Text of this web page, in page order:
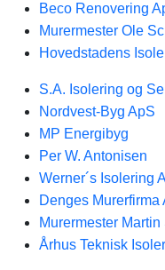
Beco Renovering
Murermester Ole
Hovedstadens
S.A. Isolering og
Nordvest-Byg ApS
MP Energibyg
Per W. Antonisen
Werner´s Isolering
Denges Murerfirma
Murermester
Århus Teknisk